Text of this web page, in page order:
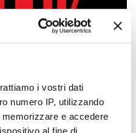
i vostri dati
numero IP, utilizzando
e accedere
al fine di